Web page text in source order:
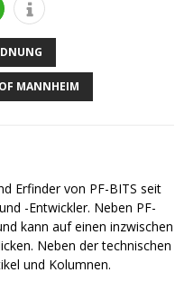
MANNHEIM
Erfinder von PF-BITS seit
-Entwickler. Neben PF-
kann auf einen inzwischen
Neben der technischen
und Kolumnen.